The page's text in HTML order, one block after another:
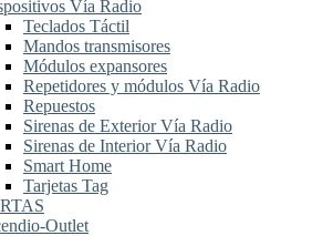
Vía Radio
Teclados Táctil
Mandos transmisores
Módulos expansores
Repetidores y módulos Vía Radio
Repuestos
Sirenas de Exterior Vía Radio
Sirenas de Interior Vía Radio
Smart Home
Tarjetas Tag
Outlet